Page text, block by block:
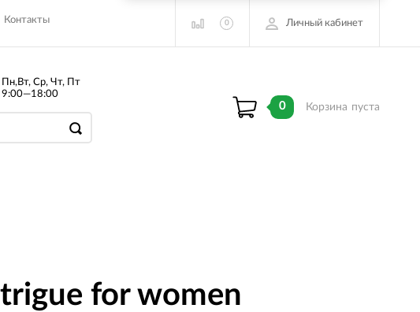
Контакты 0 Личный кабинет
Пн,Вт, Ср, Чт, Пт
9:00—18:00
0 Корзина пуста
for women